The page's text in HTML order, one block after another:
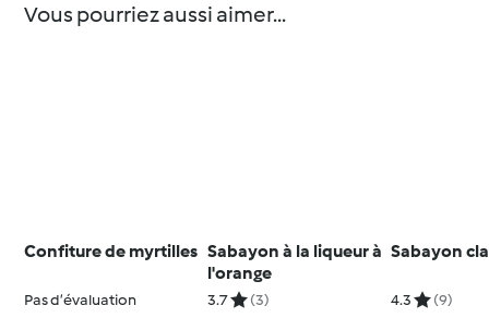
Vous pourriez aussi aimer...
Confiture de myrtilles
Pas d’évaluation
Sabayon à la liqueur à
l'orange
3.7 (3)
Sabayon
4.3 (9)